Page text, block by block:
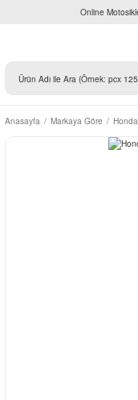
Online
Anasayfa Markaya Göre Honda